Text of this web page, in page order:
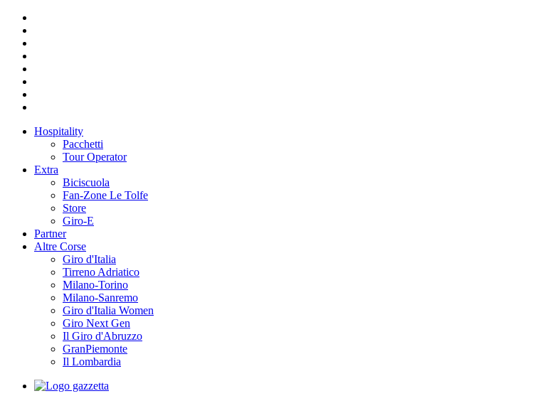
Hospitality
Pacchetti
Tour Operator
Extra
Biciscuola
Fan-Zone Le Tolfe
Store
Giro-E
Partner
Altre Corse
Giro d'Italia
Tirreno Adriatico
Milano-Torino
Milano-Sanremo
Giro d'Italia Women
Giro Next Gen
Il Giro d'Abruzzo
GranPiemonte
Il Lombardia